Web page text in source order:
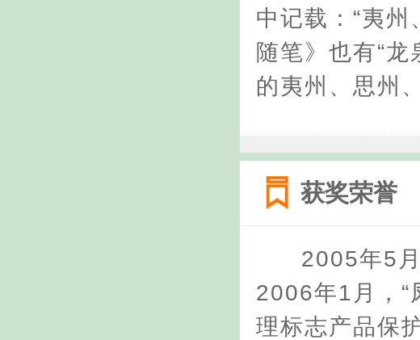
中记载：“夷
随笔》也有“
的夷州、思州
获奖荣誉
2005年5
2006年1月，“
理标志产品保